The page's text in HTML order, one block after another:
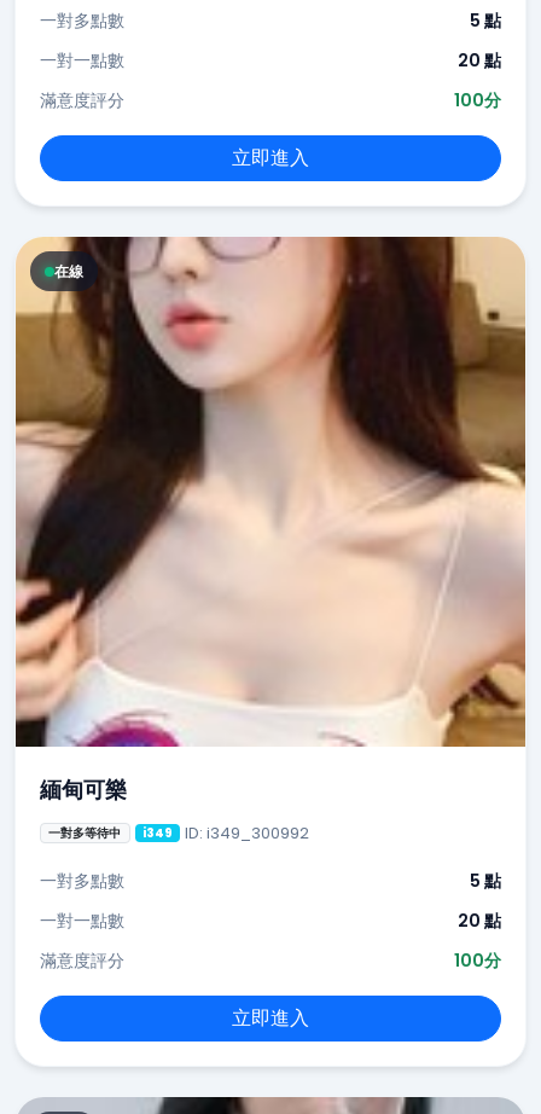
一對多點數
5 點
一對一點數
20 點
滿意度評分
100分
立即進入
在線
緬甸可樂
一對多等待中 i349 ID: i349_300992
一對多點數
5 點
一對一點數
20 點
滿意度評分
100分
立即進入